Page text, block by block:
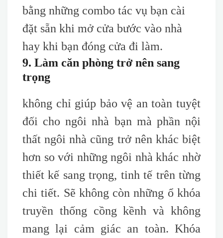
bằng những combo tác vụ bạn cài
đặt sẵn khi mở cửa bước vào nhà
hay khi bạn đóng cửa đi làm.
9. Làm căn phòng trở nên sang
trọng
không chỉ giúp bảo vệ an toàn tuyệt
đối cho ngôi nhà bạn mà phần nội
thất ngôi nhà cũng trở nên khác biệt
hơn so với những ngôi nhà khác nhờ
thiết kế sang trọng, tinh tế trên từng
chi tiết. Sẽ không còn những ổ khóa
truyền thống cồng kềnh và không
mang lại cảm giác an toàn. Khóa